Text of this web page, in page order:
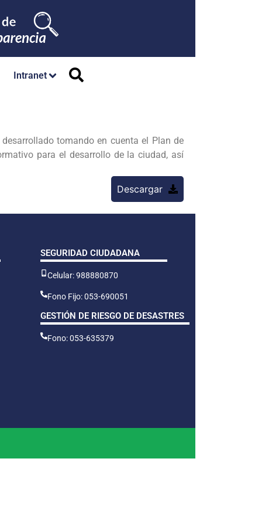
Intranet
desarrollado tomando en cuenta el Plan de
para el desarrollo de la ciudad, así
Descargar
SEGURIDAD CIUDADANA
Celular: 988880870
Fono Fijo: 053-690051
GESTIÓN DE RIESGO DE DESASTRES
Fono: 053-635379